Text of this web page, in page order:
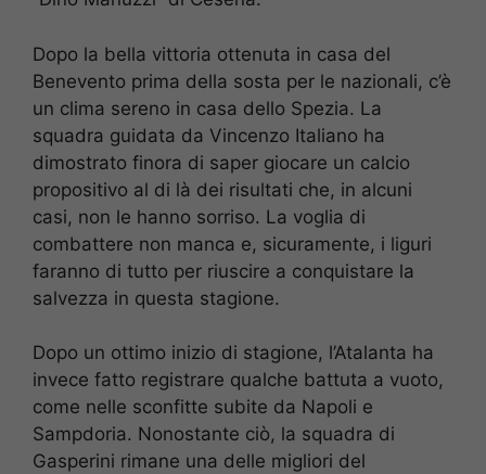
Dopo la bella vittoria ottenuta in casa del
Benevento prima della sosta per le nazionali, c’è
un clima sereno in casa dello Spezia. La
squadra guidata da Vincenzo Italiano ha
dimostrato finora di saper giocare un calcio
propositivo al di là dei risultati che, in alcuni
casi, non le hanno sorriso. La voglia di
combattere non manca e, sicuramente, i liguri
faranno di tutto per riuscire a conquistare la
salvezza in questa stagione.
Dopo un ottimo inizio di stagione, l’Atalanta ha
invece fatto registrare qualche battuta a vuoto,
come nelle sconfitte subite da Napoli e
Sampdoria. Nonostante ciò, la squadra di
Gasperini rimane una delle migliori del